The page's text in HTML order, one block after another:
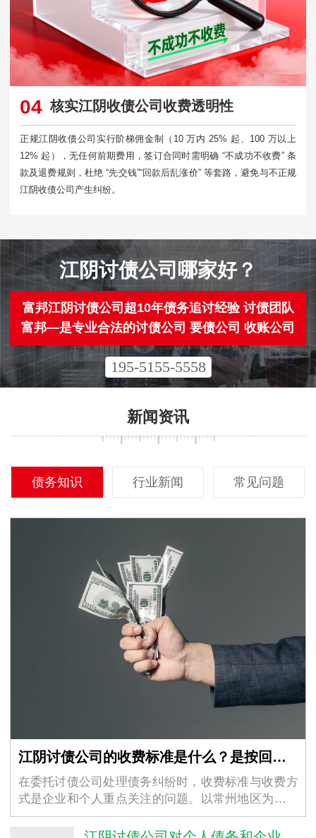
04 核实江阴收债公司收费透明性
正规江阴收债公司实行阶梯佣金制（10 万内 25% 起、100 万以上
12% 起），无任何前期费用，签订合同时需明确 “不成功不收费” 条
款及退费规则，杜绝 “先交钱”“回款后乱涨价” 等套路，避免与不正规
江阴收债公司产生纠纷。​
江阴讨债公司哪家好？
富邦江阴讨债公司超10年债务追讨经验 讨债团队
富邦—是专业合法的讨债公司 要债公司 收账公司
195-5155-5558
新闻资讯
债务知识 行业新闻 常见问题
江阴讨债公司的收费标准是什么？是按回款比例还是固定收费？
在委托讨债公司处理债务纠纷时，收费标准与收费方
式是企业和个人重点关注的问题。以常州地区为例，
不同常州讨债公司的收费模式存在差异，但核心围绕
“按回款比例” 和 “固定收费” 两类展开，同时受…